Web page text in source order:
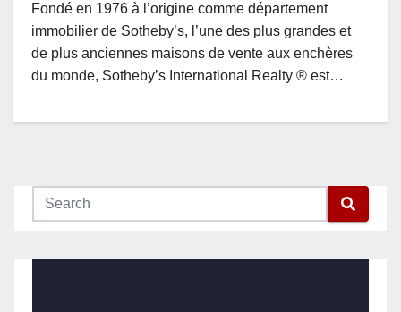
Fondé en 1976 à l’origine comme département
immobilier de Sotheby’s, l’une des plus grandes et
de plus anciennes maisons de vente aux enchères
du monde, Sotheby’s International Realty ® est…